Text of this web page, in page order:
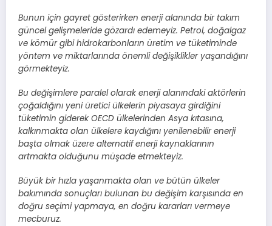
Bunun için gayret gösterirken enerji alanında bir takım
güncel gelişmeleride gözardı edemeyiz. Petrol, doğalgaz
ve kömür gibi hidrokarbonların üretim ve tüketiminde
yöntem ve miktarlarında önemli değişiklikler yaşandığını
görmekteyiz.
Bu değişimlere paralel olarak enerji alanındaki aktörlerin
çoğaldığını yeni üretici ülkelerin piyasaya girdiğini
tüketimin giderek OECD ülkelerinden Asya kıtasına,
kalkınmakta olan ülkelere kaydığını yenilenebilir enerji
başta olmak üzere alternatif enerji kaynaklarının
artmakta olduğunu müşade etmekteyiz.
Büyük bir hızla yaşanmakta olan ve bütün ülkeler
bakımında sonuçları bulunan bu değişim karşısında en
doğru seçimi yapmaya, en doğru kararları vermeye
mecburuz.